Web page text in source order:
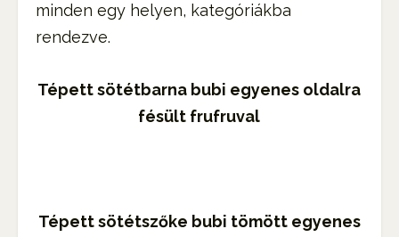
minden egy helyen, kategóriákba
rendezve.
Tépett sötétbarna bubi egyenes oldalra
fésült frufruval
Tépett sötétszőke bubi tömött egyenes